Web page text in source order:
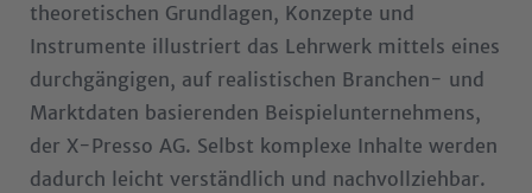
theoretischen Grundlagen, Konzepte und
Instrumente illustriert das Lehrwerk mittels eines
durchgängigen, auf realistischen Branchen- und
Marktdaten basierenden Beispielunternehmens,
der X-Presso AG. Selbst komplexe Inhalte werden
dadurch leicht verständlich und nachvollziehbar.